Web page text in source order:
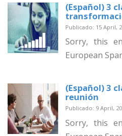
(Español) 3
Publicado: 15 April,
Sorry, this
European
(Español) 3
reunión
Publicado: 9 April,
Sorry, this